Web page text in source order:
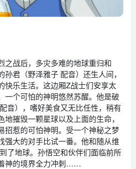
之战后，多灾多难的地球重归和
君（野泽雅子 配音）还生人间，
快乐生活。这边厢Z战士们安享太
一个可怕的神明悠然苏醒。他是破
音），嗜好美食又无比任性，稍有
摧毁一颗星球以及上面的生命，
招惹的可怕神明。受一个神秘之梦
强大的对手比试一番。他和随从维
了地球。孙悟空和伙伴们面临前所
神的境界全力冲刺……